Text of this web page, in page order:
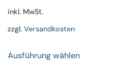
inkl. MwSt.
zzgl. Versandkosten
Ausführung wählenProdukt